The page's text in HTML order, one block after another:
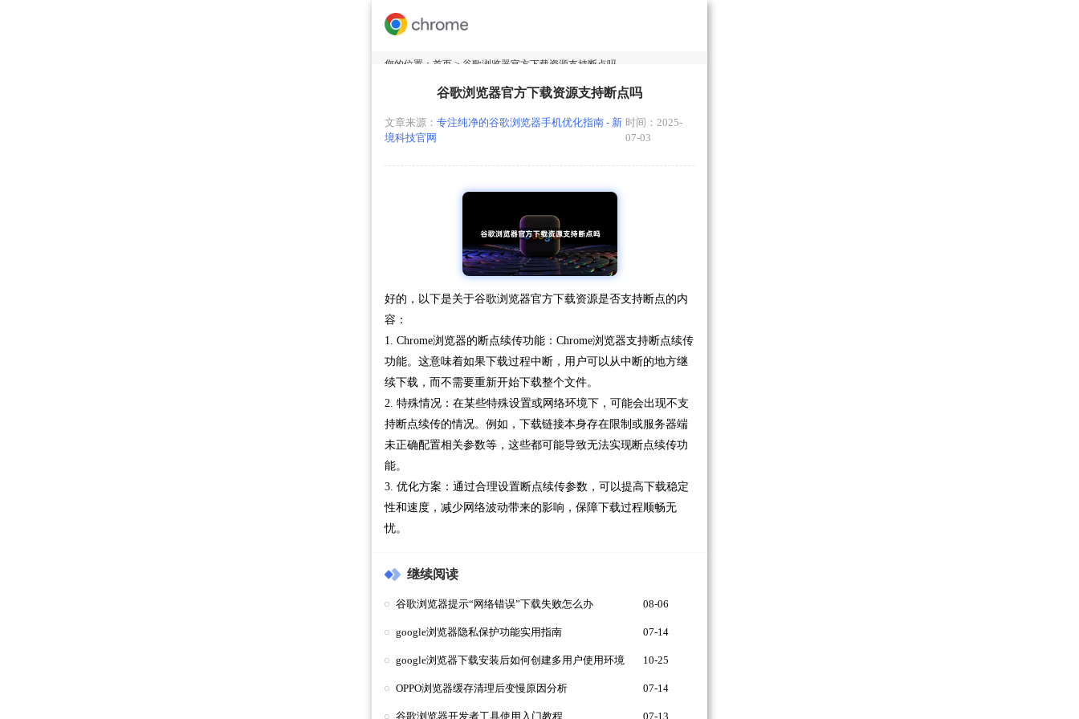
您的位置： 首页 > 谷歌浏览器官方下载资源支持断点吗
谷歌浏览器官方下载资源支持断点吗
文章来源： 专注纯净的谷歌浏览器手机优化指南 - 新
境科技官网
时间：2025-
07-03
好的，以下是关于谷歌浏览器官方下载资源是否支持断点的内
容：
1. Chrome浏览器的断点续传功能：Chrome浏览器支持断点续传
功能。这意味着如果下载过程中断，用户可以从中断的地方继
续下载，而不需要重新开始下载整个文件。
2. 特殊情况：在某些特殊设置或网络环境下，可能会出现不支
持断点续传的情况。例如，下载链接本身存在限制或服务器端
未正确配置相关参数等，这些都可能导致无法实现断点续传功
能。
3. 优化方案：通过合理设置断点续传参数，可以提高下载稳定
性和速度，减少网络波动带来的影响，保障下载过程顺畅无
忧。
继续阅读
谷歌浏览器提示“网络错误”下载失败怎么办 08-06
google浏览器隐私保护功能实用指南 07-14
google浏览器下载安装后如何创建多用户使用环境 10-25
OPPO浏览器缓存清理后变慢原因分析 07-14
谷歌浏览器开发者工具使用入门教程 07-13